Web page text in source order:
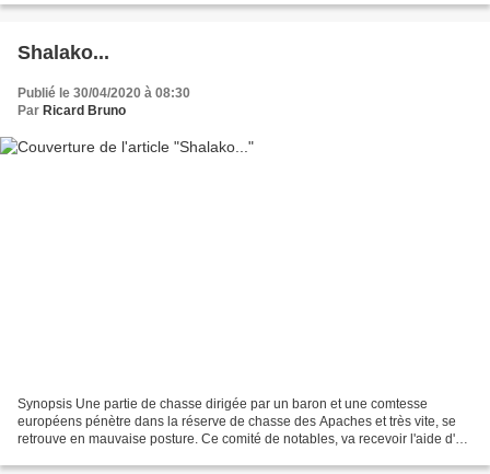
Shalako...
Publié le 30/04/2020 à 08:30
Par Ricard Bruno
Synopsis Une partie de chasse dirigée par un baron et une comtesse
européens pénètre dans la réserve de chasse des Apaches et très vite, se
retrouve en mauvaise posture. Ce comité de notables, va recevoir l'aide d'un